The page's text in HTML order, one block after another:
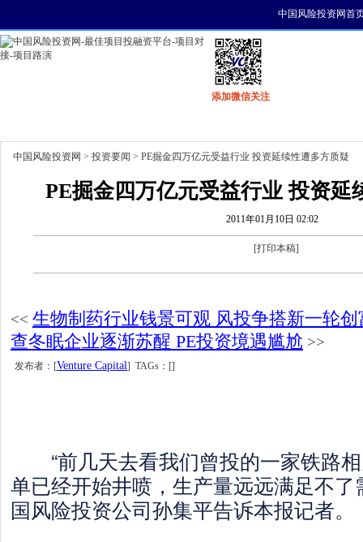
中国风险投资网首
添加微信关注
中国风险投资网 > 投资要闻 > PE掘金四万亿元受益行业 投资延续性遭多方质疑
PE掘金四万亿元受益行业 投资延
2011年01月10日 02:02
[打印本稿]
<< 生物制药行业钱景可观 风投争搭新一轮创
查冬眠企业逐渐苏醒 PE投资境遇尴尬 >>
发布者：[Venture Capital] TAGs：[]
“前几天去看我们曾投的一家铁路
单已经开始井喷，生产量远远满足不了
国风险投资公司孙集平告诉本报记者。